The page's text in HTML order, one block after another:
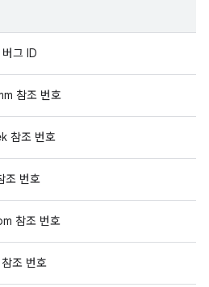
그 ID
참조 번호
참조 번호
조 번호
참조 번호
조 번호